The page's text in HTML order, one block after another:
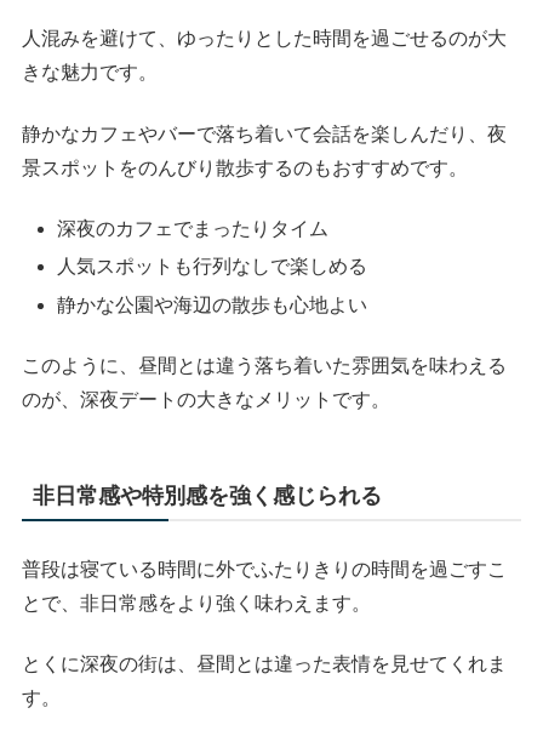
人混みを避けて、ゆったりとした時間を過ごせるのが大
きな魅力です。
静かなカフェやバーで落ち着いて会話を楽しんだり、夜
景スポットをのんびり散歩するのもおすすめです。
深夜のカフェでまったりタイム
人気スポットも行列なしで楽しめる
静かな公園や海辺の散歩も心地よい
このように、昼間とは違う落ち着いた雰囲気を味わえる
のが、深夜デートの大きなメリットです。
非日常感や特別感を強く感じられる
普段は寝ている時間に外でふたりきりの時間を過ごすこ
とで、非日常感をより強く味わえます。
とくに深夜の街は、昼間とは違った表情を見せてくれま
す。